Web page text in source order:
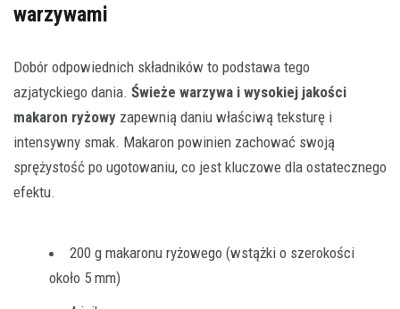
warzywami
Dobór odpowiednich składników to podstawa tego
azjatyckiego dania. Świeże warzywa i wysokiej jakości
makaron ryżowy zapewnią daniu właściwą teksturę i
intensywny smak. Makaron powinien zachować swoją
sprężystość po ugotowaniu, co jest kluczowe dla ostatecznego
efektu.
200 g makaronu ryżowego (wstążki o szerokości
około 5 mm)